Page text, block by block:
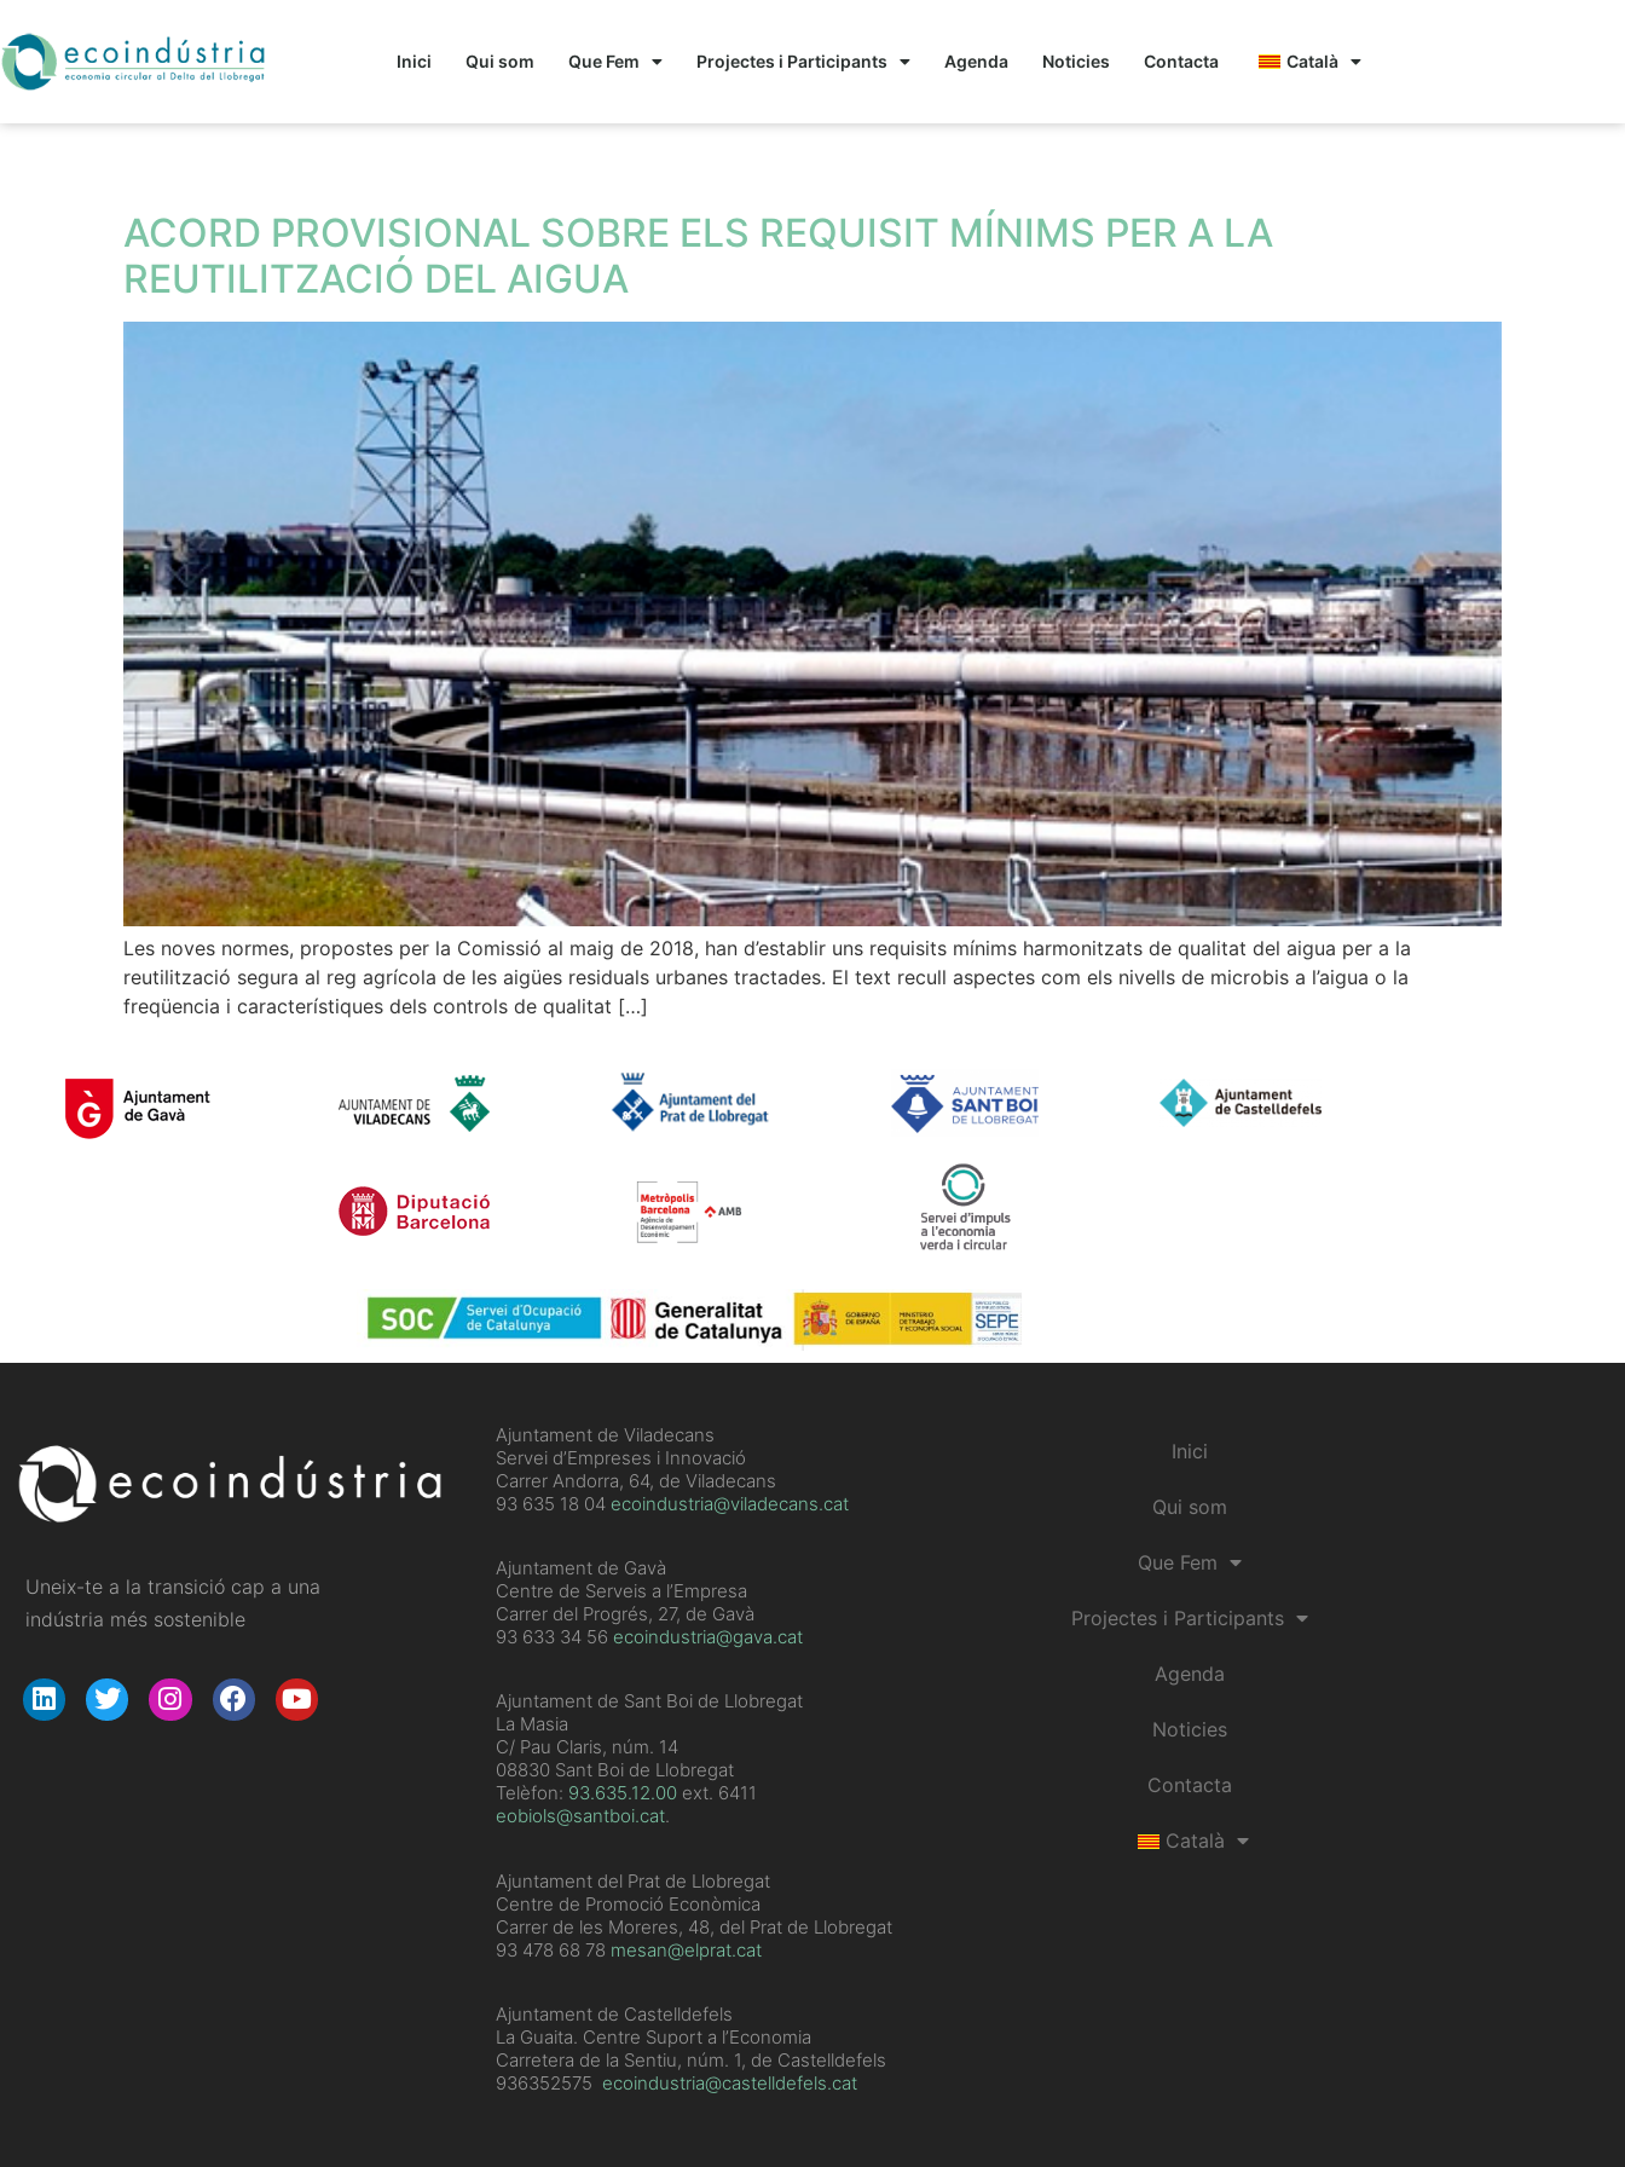
Inici Qui som Que Fem Projectes i Participants Agenda Noticies Contacta Català
ACORD PROVISIONAL SOBRE ELS REQUISIT MÍNIMS PER A LA
REUTILITZACIÓ DEL AIGUA
Les noves normes, propostes per la Comissió al maig de 2018, han d’establir uns requisits mínims harmonitzats de qualitat del aigua per a la
reutilització segura al reg agrícola de les aigües residuals urbanes tractades. El text recull aspectes com els nivells de microbis a l’aigua o la
freqüencia i característiques dels controls de qualitat […]
Uneix-te a la transició cap a una
indústria més sostenible
​Ajuntament de Viladecans
Servei d’Empreses i Innovació
Carrer Andorra, 64, de Viladecans
93 635 18 04ecoindustria@viladecans.cat
Ajuntament de Gavà
Centre de Serveis a l’Empresa
Carrer del Progrés, 27, de Gavà
93 633 34 56 ecoindustria@gava.cat
Ajuntament de Sant Boi de Llobregat
La Masia
C/ Pau Claris, núm. 14
08830 Sant Boi de Llobregat
Telèfon: 93.635.12.00ext. 6411
eobiols@santboi.cat.
Ajuntament del Prat de Llobregat
Centre de Promoció Econòmica
Carrer de les Moreres, 48, del Prat de Llobregat
93 478 68 78 mesan@elprat.cat
Ajuntament de Castelldefels
La Guaita. Centre Suport a l’Economia
Carretera de la Sentiu, núm. 1, de Castelldefels
936352575 ecoindustria@castelldefels.cat
Inici
Qui som
Que Fem
Projectes i Participants
Agenda
Noticies
Contacta
Català